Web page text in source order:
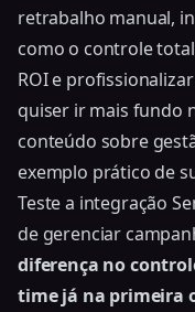
retrabalho manual,
como o controle
ROI e
quiser ir mais fundo
conteúdo sobre
exemplo prático de
Teste a integração
de gerenciar
diferença no
time já na primeira